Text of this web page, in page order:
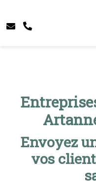
Envoyez
vos